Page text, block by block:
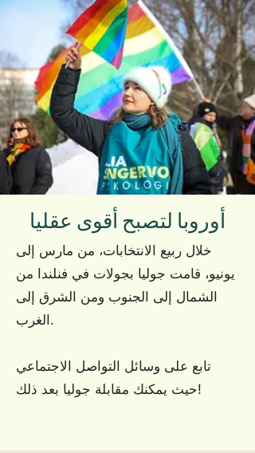
أوروبا لتصبح أقوى عقليا
خلال ربيع الانتخابات، من مارس إلى
يونيو، قامت جوليا بجولات في فنلندا من
الشمال إلى الجنوب ومن الشرق إلى
الغرب.
تابع على وسائل التواصل الاجتماعي
حيث يمكنك مقابلة جوليا بعد ذلك!